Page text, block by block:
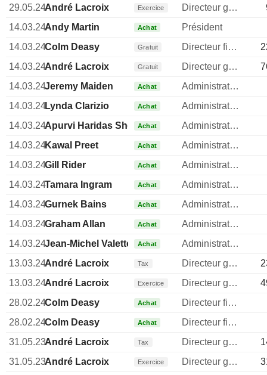
29.05.24André Lacroix Exercice Directeur general
14.03.24Andy Martin Achat
Président
14.03.24Colm Deasy Gratuit Directeur financier
14.03.24André Lacroix Gratuit Directeur general
14.03.24Jeremy Maiden Achat
Administrateur
14.03.24Lynda Clarizio Achat
Administrateur
14.03.24Apurvi Haridas ShethAchat
Administrateur
14.03.24Kawal Preet Achat
Administrateur
14.03.24Gill Rider Achat
Administrateur
14.03.24Tamara Ingram Achat
Administrateur
14.03.24Gurnek Bains Achat
Administrateur
14.03.24Graham Allan Achat
Administrateur
14.03.24Jean-Michel Valette Achat
Administrateur
13.03.24André Lacroix Tax Directeur general
13.03.24André Lacroix Exercice Directeur general
28.02.24Colm Deasy Achat
Directeur financier
28.02.24Colm Deasy Achat
Directeur financier
31.05.23André Lacroix Tax Directeur general
31.05.23André Lacroix Exercice Directeur general